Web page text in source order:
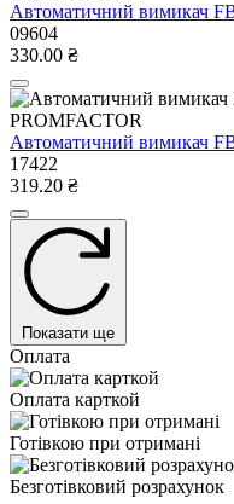
Автоматичний вимикач
09604
330.00 ₴
Автоматичний вимикач
17422
319.20 ₴
Показати ще
Оплата
Оплата карткой
Готівкою при отримані
Безготівковий розрахунок